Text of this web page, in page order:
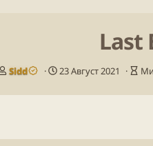
Last
А
т
Sidd
Д
т
23 Август 2021
В
е